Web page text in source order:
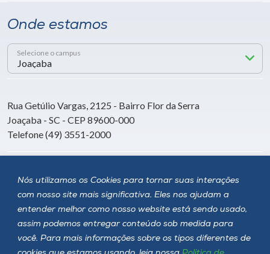
Nós utilizamos os Cookies para tornar suas interações
com nosso site mais significativa. Eles nos ajudam a
entender melhor como nosso website está sendo usado,
assim podemos entregar conteúdo sob medida para
você. Para mais informações sobre os tipos diferentes de
Onde estamos
Selecione o campus
Rua Getúlio Vargas, 2125 - Bairro Flor da Serra
Joaçaba - SC - CEP 89600-000
Telefone (49) 3551-2000
Siga a Unoesc